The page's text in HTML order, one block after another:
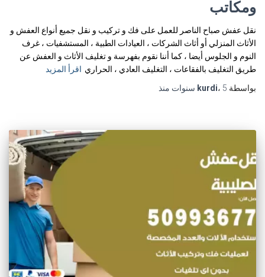
ومكاتب
نقل عفش صباح الناصر للعمل على فك و تركيب و نقل جميع أنواع العفش و
الأثاث المنزلي أو أثاث الشركات ، العيادات الطبية ، المستشفيات ، غرف
النوم و الجلوس أيضا ، كما أننا نقوم بفهرسة و تغليف الأثاث و العفش عن
طريق التغليف بالفقاعات ، التغليف العادي ، الحراري اقرأ المزيد
بواسطة
kurdi، 5 سنوات منذ